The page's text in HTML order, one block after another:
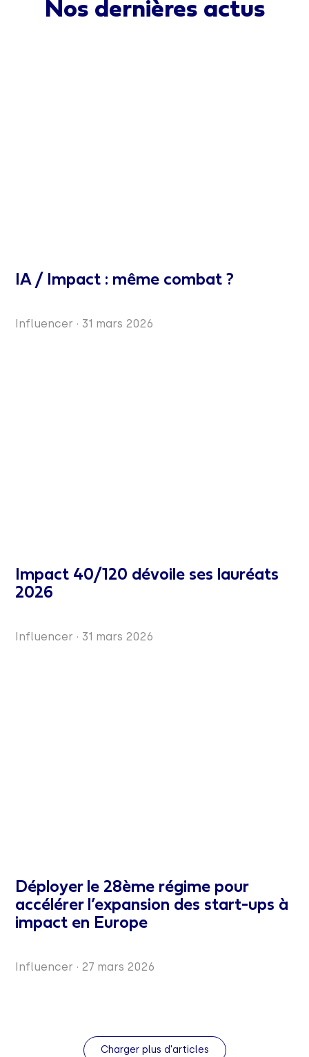
Nos dernières actus
IA / Impact : même combat ?
Influencer · 31 mars 2026
Impact 40/120 dévoile ses lauréats
2026
Influencer · 31 mars 2026
Déployer le 28ème régime pour
accélérer l’expansion des start-ups à
impact en Europe
Influencer · 27 mars 2026
Charger plus d'articles